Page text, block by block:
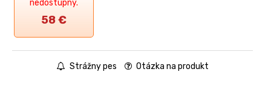
nedostupný.
58€
Strážny pes Otázka na produkt